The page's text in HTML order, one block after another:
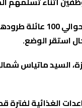
وبحسب
استقر الوضع.
السيد ماتياس
الغذائية لفترة